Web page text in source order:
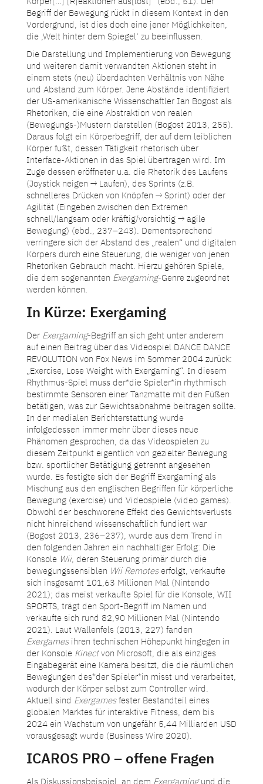
Begriff der Bewegung rückt in diesem Kontext in den
Vordergrund, ist dies doch eine jener Möglichkeiten,
die ‚Welt hinter dem Spiegel‘ zu beeinflussen.
Die Darstellung und Implementierung von Bewegung
und weiteren damit verwandten Aktionen steht in
einem stets (neu) überdachten Verhältnis von Nähe
und Abstand zum Körper. Jene Abstände identifiziert
der US-amerikanische Wissenschaftler Ian Bogost als
Rhetoriken, die eine Abstraktion von realen
(Bewegungs-)Mustern darstellen (Bogost 2013, 255).
Daraus folgt ein Körperbegriff, der auf dem leiblichen
Körper fußt, dessen Tätigkeit rhetorisch über
Interface-Aktionen in das Spiel übertragen wird. Im
Zuge dessen eröffneter u.a. die Rhetorik des Laufens
(Joystick neigen → Laufen), des Sprints (z.B.
schnelleres Drücken von Knöpfen → Sprint) oder der
Agilität (Eingeben zwischen den Extremen
schnell/langsam oder kräftig/vorsichtig → agile
Bewegung) (ebd., 237–243). Dementsprechend
verringere sich der Abstand des „realen“ und digitalen
Körpers durch eine Steuerung, die weniger von jenen
Rhetoriken Gebrauch macht. Hierzu gehören Spiele,
die dem sogenannten Exergaming-Genre zugeordnet
werden können.
In Kürze: Exergaming
Der Exergaming-Begriff an sich geht unter anderem
auf einen Beitrag über das Videospiel DANCE DANCE
REVOLUTION von Fox News im Sommer 2004 zurück:
„Exercise, Lose Weight with Exergaming“. In diesem
Rhythmus-Spiel muss der*die Spieler*in rhythmisch
bestimmte Sensoren einer Tanzmatte mit den Füßen
betätigen, was zur Gewichtsabnahme beitragen sollte.
In der medialen Berichterstattung wurde
infolgedessen immer mehr über dieses neue
Phänomen gesprochen, da das Videospielen zu
diesem Zeitpunkt eigentlich von gezielter Bewegung
bzw. sportlicher Betätigung getrennt angesehen
wurde. Es festigte sich der Begriff Exergaming als
Mischung aus den englischen Begriffen für körperliche
Bewegung (exercise) und Videospiele (video games).
Obwohl der beschworene Effekt des Gewichtsverlusts
nicht hinreichend wissenschaftlich fundiert war
(Bogost 2013, 236–237), wurde aus dem Trend in
den folgenden Jahren ein nachhaltiger Erfolg: Die
Konsole Wii, deren Steuerung primär durch die
bewegungssensiblen Wii Remoteserfolgt, verkaufte
sich insgesamt 101,63 Millionen Mal (Nintendo
2021); das meist verkaufte Spiel für die Konsole, WII
SPORTS, trägt den Sport-Begriff im Namen und
verkaufte sich rund 82,90 Millionen Mal (Nintendo
2021). Laut Wallenfels (2013, 227) fanden
Exergamesihren technischen Höhepunkt hingegen in
der Konsole Kinectvon Microsoft, die als einziges
Eingabegerät eine Kamera besitzt, die die räumlichen
Bewegungen des*der Spieler*in misst und verarbeitet,
wodurch der Körper selbst zum Controller wird.
Aktuell sind Exergamesfester Bestandteil eines
globalen Marktes für interaktive Fitness, dem bis
2024 ein Wachstum von ungefähr 5,44 Milliarden USD
vorausgesagt wurde (Business Wire 2020).
ICAROS PRO – offene Fragen